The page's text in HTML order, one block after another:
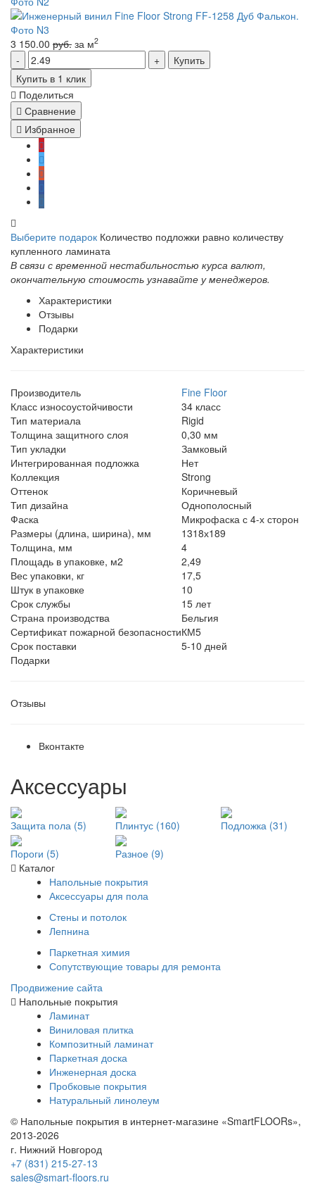
3 150.00 руб. за м2
Купить
Купить в 1 клик
Поделиться
Сравнение
Избранное
Выберите подарок Количество подложки равно количеству
купленного ламината
В связи с временной нестабильностью курса валют,
окончательную стоимость узнавайте у менеджеров.
Характеристики
Отзывы
Подарки
Характеристики
Производитель
Fine Floor
Класс износоустойчивости
34 класс
Тип материала
Rigid
Толщина защитного слоя
0,30 мм
Тип укладки
Замковый
Интегрированная подложка
Нет
Коллекция
Strong
Оттенок
Коричневый
Тип дизайна
Однополосный
Фаска
Микрофаска с 4-х сторон
Размеры (длина, ширина), мм
1318х189
Толщина, мм
4
Площадь в упаковке, м2
2,49
Вес упаковки, кг
17,5
Штук в упаковке
10
Срок службы
15 лет
Страна производства
Бельгия
Сертификат пожарной безопасностиКМ5
Срок поставки
5-10 дней
Подарки
Отзывы
Вконтакте
Аксессуары
Защита пола (5) Плинтус (160) Подложка (31)
Пороги (5)
Разное (9)
Каталог
Напольные покрытия
Аксессуары для пола
Стены и потолок
Лепнина
Паркетная химия
Сопутствующие товары для ремонта
Продвижение сайта
Напольные покрытия
Ламинат
Виниловая плитка
Композитный ламинат
Паркетная доска
Инженерная доска
Пробковые покрытия
Натуральный линолеум
© Напольные покрытия в интернет-магазине «SmartFLOORs»,
2013-2026
г. Нижний Новгород
+7 (831) 215-27-13
sales@smart-floors.ru